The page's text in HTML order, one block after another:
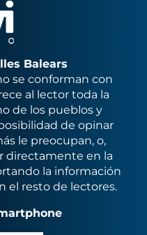
Balears
se conforman con
al lector toda la
de los pueblos y
de opinar
le preocupan, o,
directamente en la
la información
el resto de lectores.